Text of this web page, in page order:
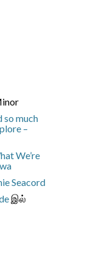
so much
–
We’re
Seacord
இல்